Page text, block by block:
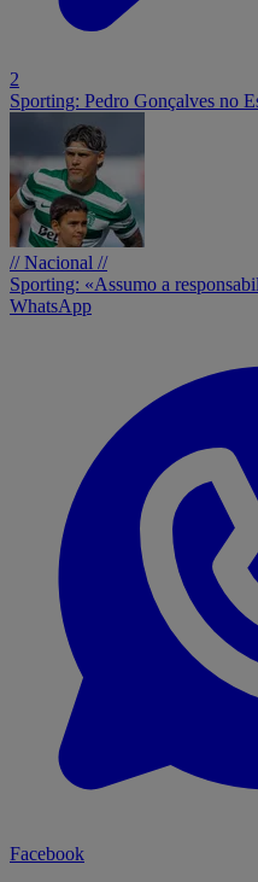
2
Sporting: Pedro Gonçalves no
// Nacional //
Sporting: «Assumo a
WhatsApp
Facebook